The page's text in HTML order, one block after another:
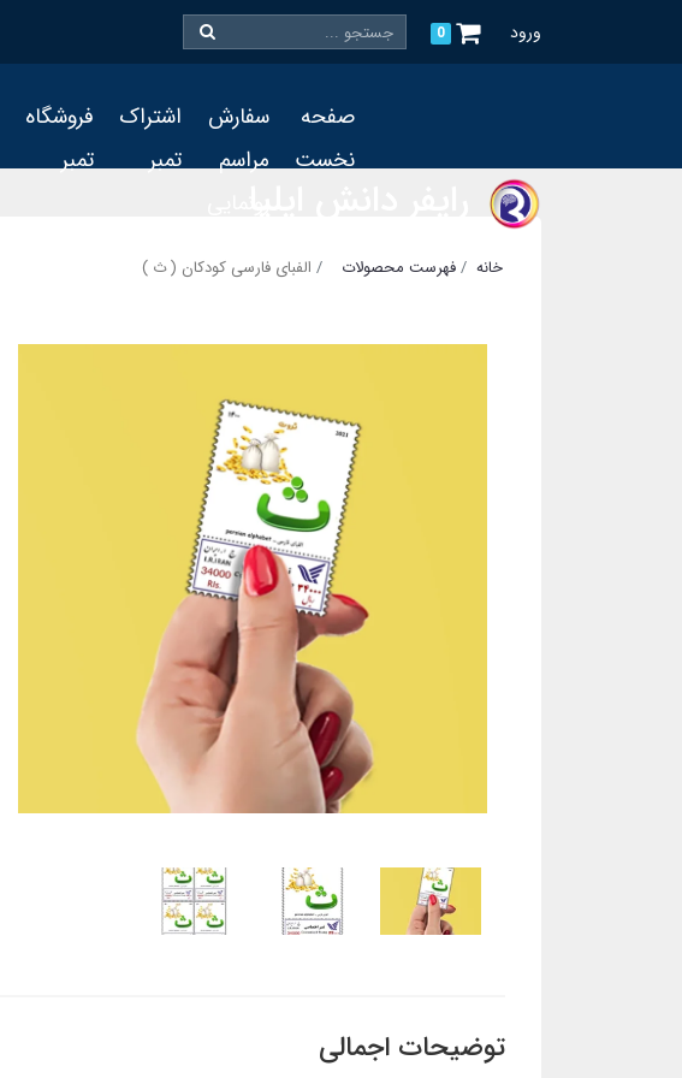
ورود 0
صفحه
نخست
سفارش
مراسم
اشتراک
تمبر
فروشگاه
تمبر
خانه فهرست محصولات الفبای فارسی کودکان ( ث )
توضیحات اجمالی